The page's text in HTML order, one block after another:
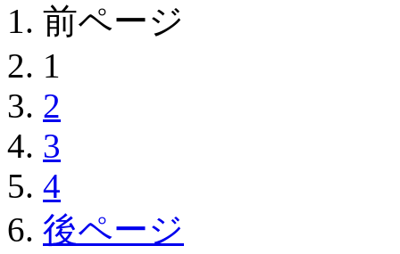
前ページ
1
2
3
4
後ページ